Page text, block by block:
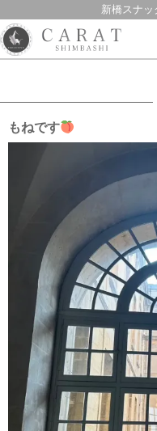
新橋スナ
もねです